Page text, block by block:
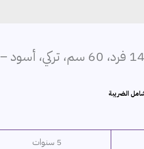
غسالة أطباق بيكو 14 فرد، 60 سم، تركي، أسود –
ج.م.
الضريبة
5 سنوات